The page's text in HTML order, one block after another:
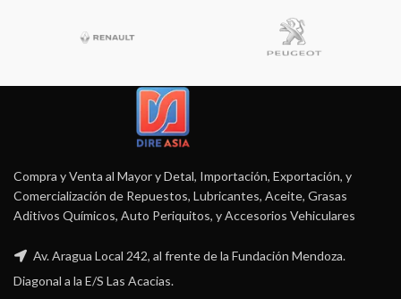
Compra y Venta al Mayor y Detal, Importación, Exportación, y
Comercialización de Repuestos, Lubricantes, Aceite, Grasas
Aditivos Químicos, Auto Periquitos, y Accesorios Vehiculares
Av. Aragua Local 242, al frente de la Fundación Mendoza.
Diagonal a la E/S Las Acacias.